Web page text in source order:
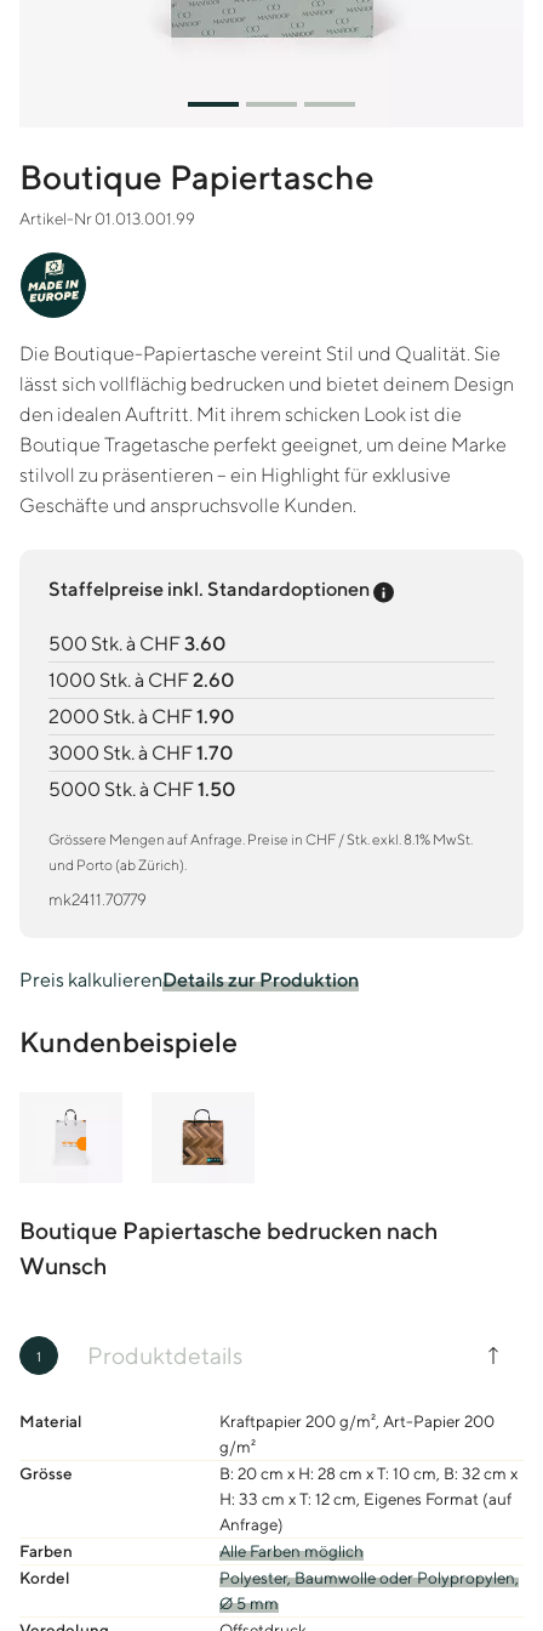
Boutique Papiertasche
Artikel-Nr 01.013.001.99
MADE IN
EUROPE
Die Boutique-Papiertasche vereint Stil und Qualität. Sie
lässt sich vollflächig bedrucken und bietet deinem Design
den idealen Auftritt. Mit ihrem schicken Look ist die
Boutique Tragetasche perfekt geeignet, um deine Marke
stilvoll zu präsentieren – ein Highlight für exklusive
Geschäfte und anspruchsvolle Kunden.
Staffelpreise inkl. Standardoptionen Preis-Tooltip
500 Stk. à CHF3.60
1000 Stk. à CHF2.60
2000 Stk. à CHF1.90
3000 Stk. à CHF1.70
5000 Stk. à CHF1.50
Grössere Mengen auf Anfrage. Preise in CHF / Stk. exkl. 8.1% MwSt.
und Porto (ab Zürich).
mk2411.70779
Preis kalkulierenDetails zur Produktion
Kundenbeispiele
Boutique Papiertasche bedrucken nach
Wunsch
1 Produktdetails
Material
Kraftpapier 200 g/m², Art-Papier 200
g/m²
Grösse
B: 20 cm x H: 28 cm x T: 10 cm, B: 32 cm x
H: 33 cm x T: 12 cm, Eigenes Format (auf
Anfrage)
Farben
Alle Farben möglich
Kordel
Polyester, Baumwolle oder Polypropylen,
Ø 5 mm